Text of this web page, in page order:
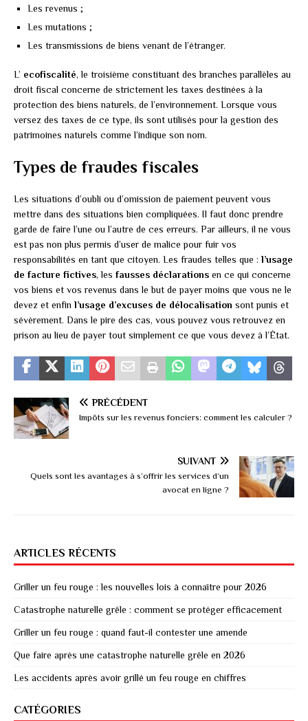
Les revenus ;
Les mutations ;
Les transmissions de biens venant de l’étranger.
L’ ecofiscalité, le troisième constituant des branches parallèles au
droit fiscal concerne de strictement les taxes destinées à la
protection des biens naturels, de l’environnement. Lorsque vous
versez des taxes de ce type, ils sont utilisés pour la gestion des
patrimoines naturels comme l’indique son nom.
Types de fraudes fiscales
Les situations d’oubli ou d’omission de paiement peuvent vous
mettre dans des situations bien compliquées. Il faut donc prendre
garde de faire l’une ou l’autre de ces erreurs. Par ailleurs, il ne vous
est pas non plus permis d’user de malice pour fuir vos
responsabilités en tant que citoyen. Les fraudes telles que : l’usage
de facture fictives, les fausses déclarations en ce qui concerne
vos biens et vos revenus dans le but de payer moins que vous ne le
devez et enfin l’usage d’excuses de délocalisation sont punis et
sévèrement. Dans le pire des cas, vous pouvez vous retrouvez en
prison au lieu de payer tout simplement ce que vous devez à l’État.
PRÉCÉDENT
Impôts sur les revenus fonciers: comment les calculer ?
SUIVANT
Quels sont les avantages à s’offrir les services d’un
avocat en ligne ?
ARTICLES RÉCENTS
Griller un feu rouge : les nouvelles lois à connaître pour 2026
Catastrophe naturelle grêle : comment se protéger efficacement
Griller un feu rouge : quand faut-il contester une amende
Que faire après une catastrophe naturelle grêle en 2026
Les accidents après avoir grillé un feu rouge en chiffres
CATÉGORIES